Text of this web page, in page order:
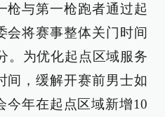
枪与第一枪跑者通过起
会将赛事整体关门时间
。为优化起点区域服务
间，缓解开赛前男士如
今年在起点区域新增10